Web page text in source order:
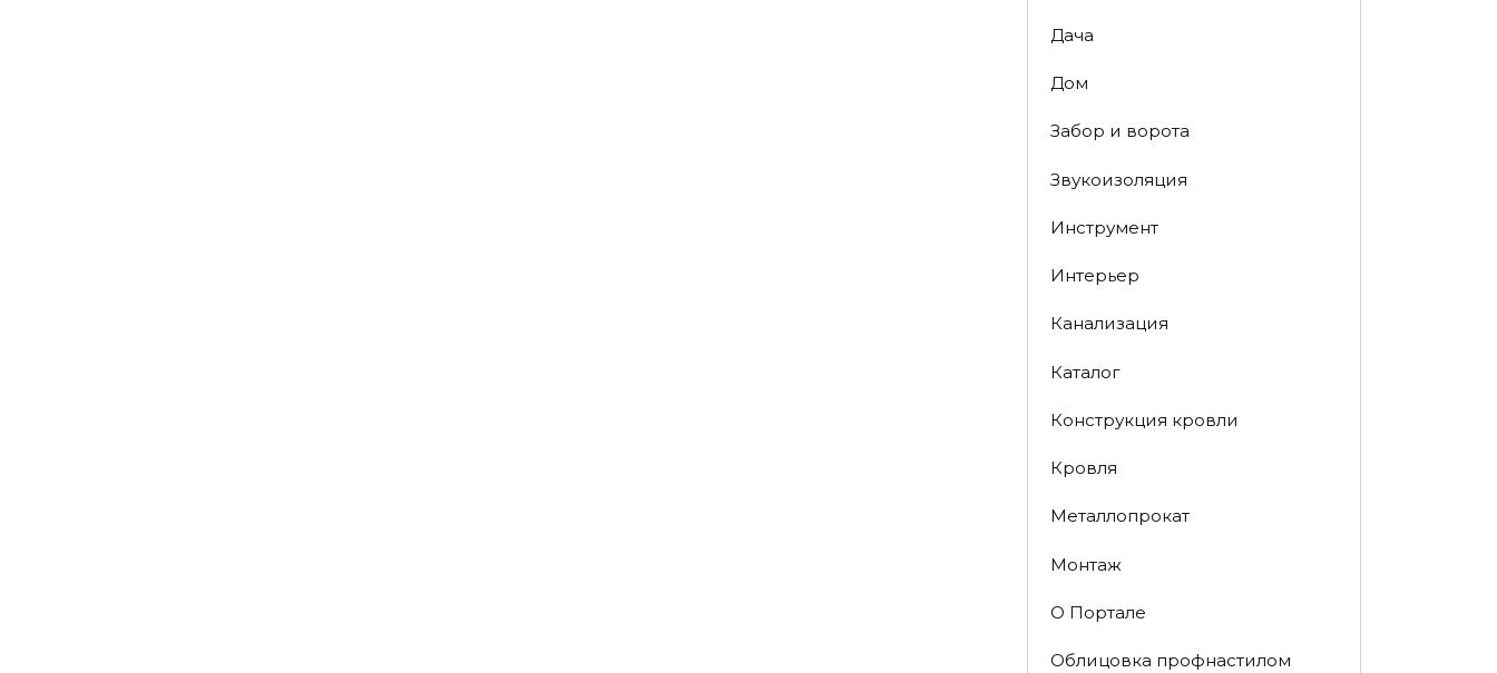
Дача
Дом
Забор и ворота
Звукоизоляция
Инструмент
Интерьер
Канализация
Каталог
Конструкция кровли
Кровля
Металлопрокат
Монтаж
О Портале
Облицовка профнастилом